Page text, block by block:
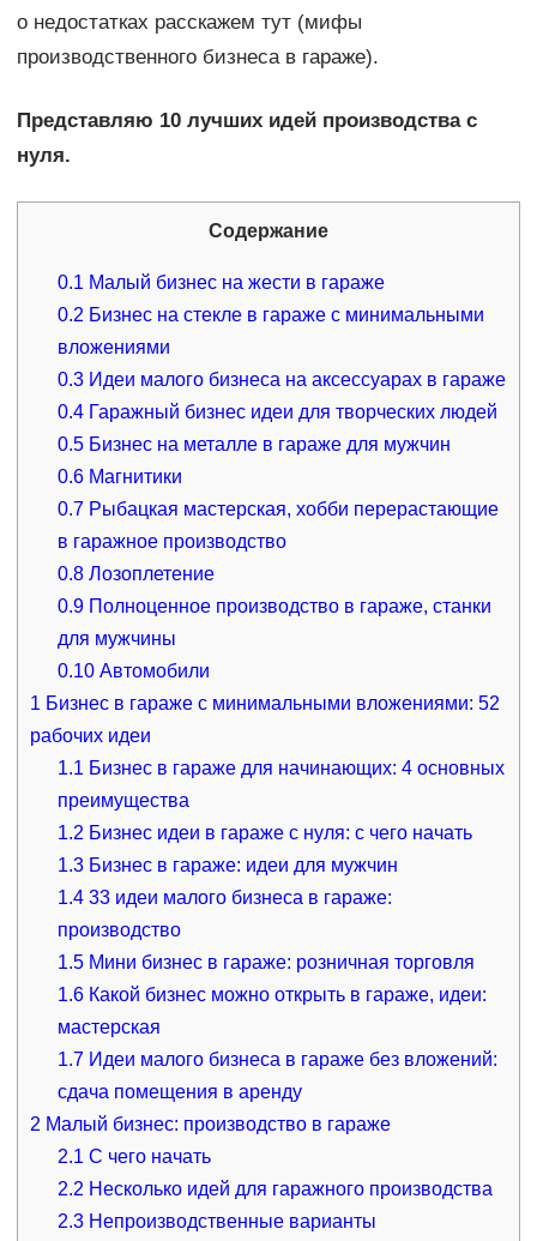
о недостатках расскажем тут (мифы
производственного бизнеса в гараже).
Представляю 10 лучших идей производства с
нуля.
Содержание
0.1 Малый бизнес на жести в гараже
0.2 Бизнес на стекле в гараже с минимальными
вложениями
0.3 Идеи малого бизнеса на аксессуарах в гараже
0.4 Гаражный бизнес идеи для творческих людей
0.5 Бизнес на металле в гараже для мужчин
0.6 Магнитики
0.7 Рыбацкая мастерская, хобби перерастающие
в гаражное производство
0.8 Лозоплетение
0.9 Полноценное производство в гараже, станки
для мужчины
0.10 Автомобили
1 Бизнес в гараже с минимальными вложениями: 52
рабочих идеи
1.1 Бизнес в гараже для начинающих: 4 основных
преимущества
1.2 Бизнес идеи в гараже с нуля: с чего начать
1.3 Бизнес в гараже: идеи для мужчин
1.4 33 идеи малого бизнеса в гараже:
производство
1.5 Мини бизнес в гараже: розничная торговля
1.6 Какой бизнес можно открыть в гараже, идеи:
мастерская
1.7 Идеи малого бизнеса в гараже без вложений:
сдача помещения в аренду
2 Малый бизнес: производство в гараже
2.1 С чего начать
2.2 Несколько идей для гаражного производства
2.3 Непроизводственные варианты